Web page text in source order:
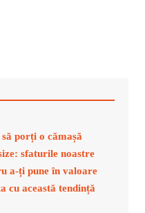
porți o cămașă
sfaturile noastre
a-ți pune în valoare
cu această tendință